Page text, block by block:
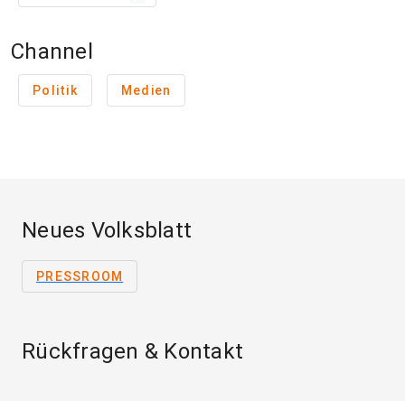
Channel
Politik Medien
Neues Volksblatt
PRESSROOM
Rückfragen & Kontakt